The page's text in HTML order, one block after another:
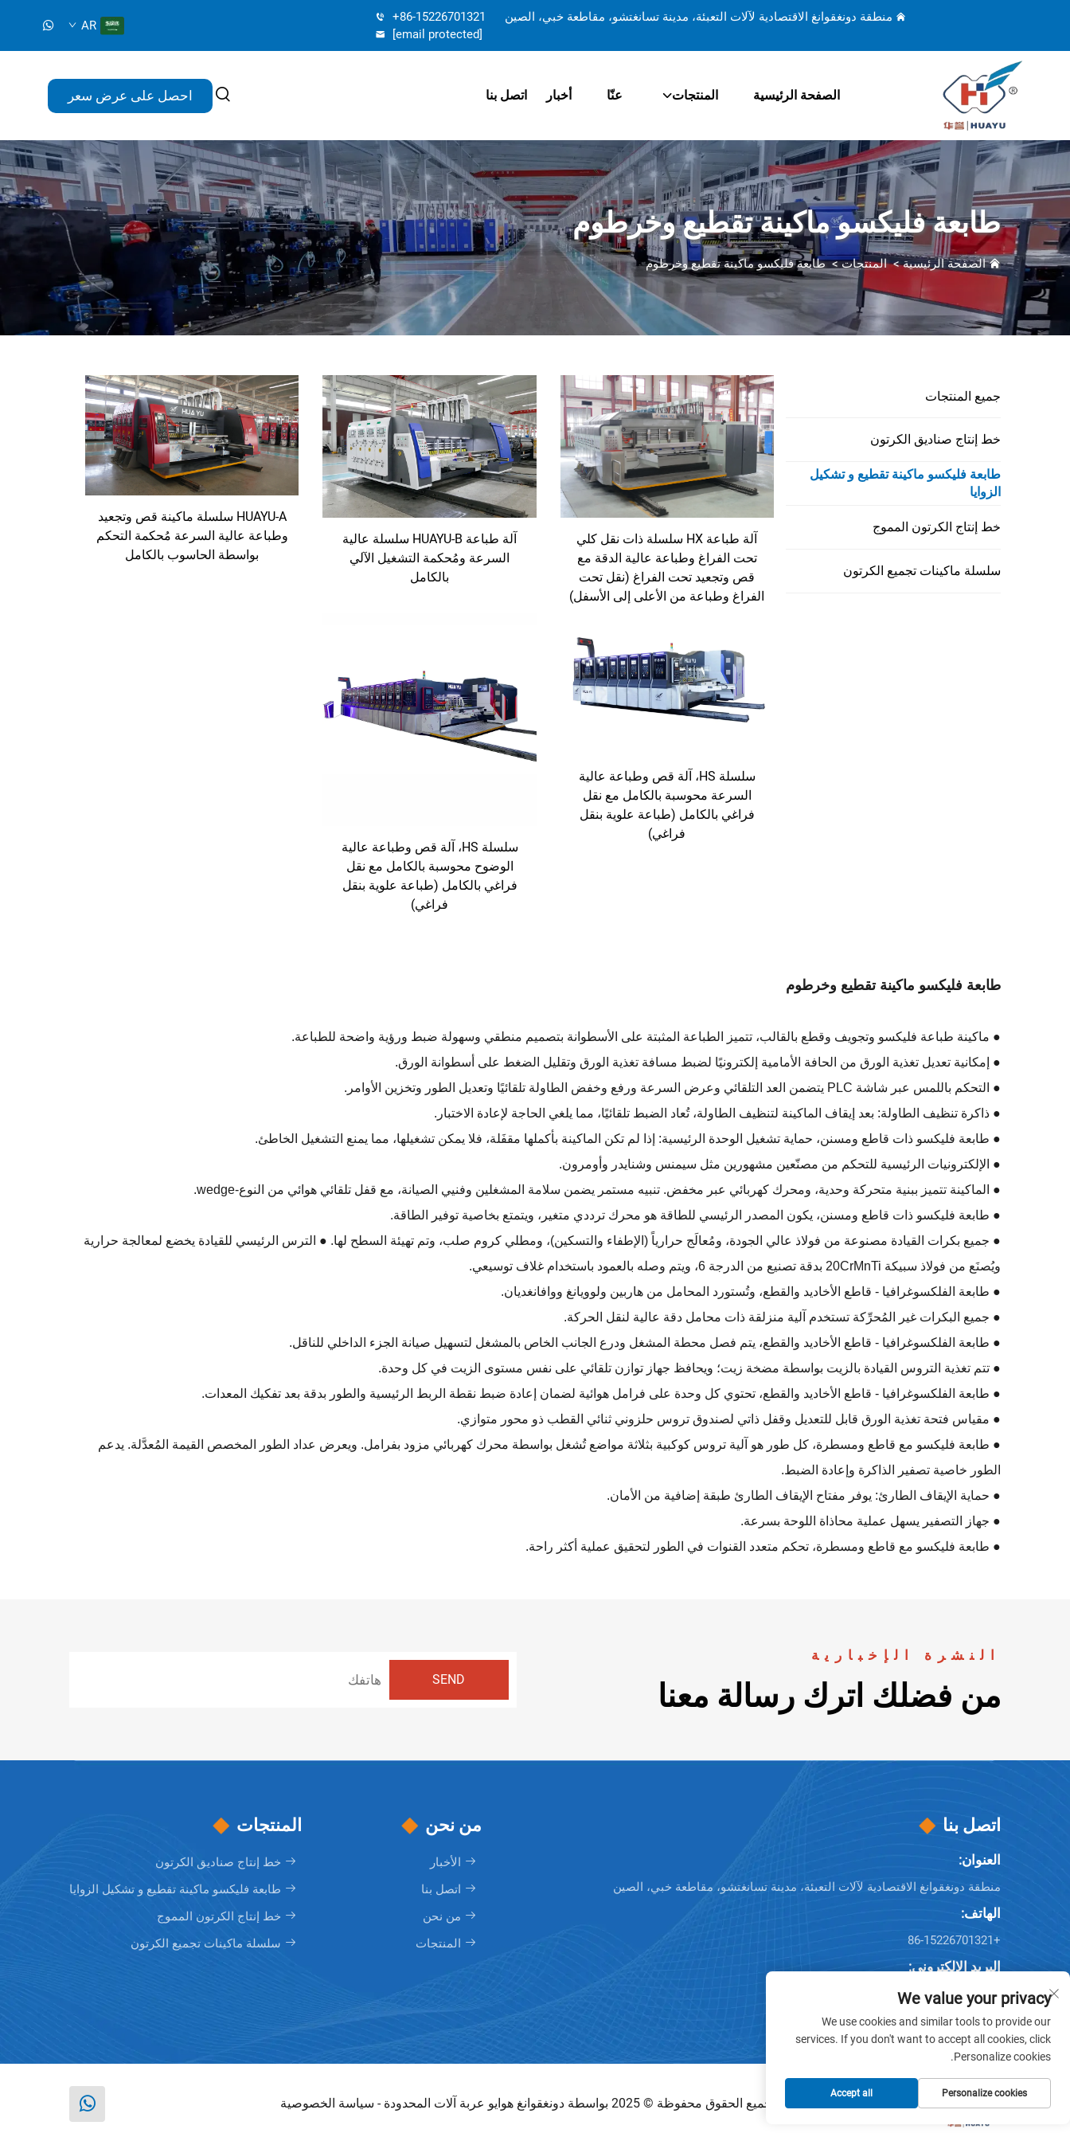
منطقة دونغقوانغ الاقتصادية لآلات التعبئة، مدينة تسانغتشو، مقاطعة خبي، الصين
+86-15226701321
[email protected]
AR
الصفحة الرئيسية المنتجات عنّا أخبار اتصل بنا احصل على عرض سعر
طابعة فليكسو ماكينة تقطيع وخرطوم
الصفحة الرئيسية>المنتجات>طابعة فليكسو ماكينة تقطيع وخرطوم
جميع المنتجات
خط إنتاج صناديق الكرتون
طابعة فليكسو ماكينة تقطيع و تشكيل
الزوايا
خط إنتاج الكرتون المموج
سلسلة ماكينات تجميع الكرتون
آلة طباعة HX سلسلة ذات نقل كلي
تحت الفراغ وطباعة عالية الدقة مع
قص وتجعيد تحت الفراغ (نقل تحت
الفراغ وطباعة من الأعلى إلى الأسفل)
آلة طباعة HUAYU-B سلسلة عالية
السرعة ومُحكمة التشغيل الآلي
بالكامل
HUAYU-A سلسلة ماكينة قص وتجعيد
وطباعة عالية السرعة مُحكمة التحكم
بواسطة الحاسوب بالكامل
سلسلة HS، آلة قص وطباعة عالية
السرعة محوسبة بالكامل مع نقل
فراغي بالكامل (طباعة علوية بنقل
فراغي)
سلسلة HS، آلة قص وطباعة عالية
الوضوح محوسبة بالكامل مع نقل
فراغي بالكامل (طباعة علوية بنقل
فراغي)
طابعة فليكسو ماكينة تقطيع وخرطوم
● ماكينة طباعة فليكسو وتجويف وقطع بالقالب، تتميز الطباعة المثبتة على الأسطوانة بتصميم منطقي وسهولة ضبط ورؤية واضحة للطباعة.
● إمكانية تعديل تغذية الورق من الحافة الأمامية إلكترونيًا لضبط مسافة تغذية الورق وتقليل الضغط على أسطوانة الورق.
● التحكم باللمس عبر شاشة PLC يتضمن العد التلقائي وعرض السرعة ورفع وخفض الطاولة تلقائيًا وتعديل الطور وتخزين الأوامر.
● ذاكرة تنظيف الطاولة: بعد إيقاف الماكينة لتنظيف الطاولة، تُعاد الضبط تلقائيًا، مما يلغي الحاجة لإعادة الاختبار.
● طابعة فليكسو ذات قاطع ومسنن، حماية تشغيل الوحدة الرئيسية: إذا لم تكن الماكينة بأكملها مقفَلة، فلا يمكن تشغيلها، مما يمنع التشغيل الخاطئ.
● الإلكترونيات الرئيسية للتحكم من مصنّعين مشهورين مثل سيمنس وشنايدر وأومرون.
● الماكينة تتميز ببنية متحركة وحدية، ومحرك كهربائي عبر مخفض. تنبيه مستمر يضمن سلامة المشغلين وفنيي الصيانة، مع قفل تلقائي هوائي من النوع-wedge.
● طابعة فليكسو ذات قاطع ومسنن، يكون المصدر الرئيسي للطاقة هو محرك ترددي متغير، ويتمتع بخاصية توفير الطاقة.
● جميع بكرات القيادة مصنوعة من فولاذ عالي الجودة، ومُعالَج حرارياً (الإطفاء والتسكين)، ومطلي كروم صلب، وتم تهيئة السطح لها. ● الترس الرئيسي للقيادة يخضع لمعالجة حرارية
ويُصنَع من فولاذ سبيكة 20CrMnTi بدقة تصنيع من الدرجة 6، ويتم وصله بالعمود باستخدام غلاف توسيعي.
● طابعة الفلكسوغرافيا - قاطع الأخاديد والقطع، وتُستورد المحامل من هاربين ولوويانغ ووافانغديان.
● جميع البكرات غير المُحرِّكة تستخدم آلية منزلقة ذات محامل دقة عالية لنقل الحركة.
● طابعة الفلكسوغرافيا - قاطع الأخاديد والقطع، يتم فصل محطة المشغل ودرع الجانب الخاص بالمشغل لتسهيل صيانة الجزء الداخلي للناقل.
● تتم تغذية التروس القيادة بالزيت بواسطة مضخة زيت؛ ويحافظ جهاز توازن تلقائي على نفس مستوى الزيت في كل وحدة.
● طابعة الفلكسوغرافيا - قاطع الأخاديد والقطع، تحتوي كل وحدة على فرامل هوائية لضمان إعادة ضبط نقطة الربط الرئيسية والطور بدقة بعد تفكيك المعدات.
● مقياس فتحة تغذية الورق قابل للتعديل وقفل ذاتي لصندوق تروس حلزوني ثنائي القطب ذو محور متوازي.
● طابعة فليكسو مع قاطع ومسطرة، كل طور هو آلية تروس كوكبية بثلاثة مواضع تُشغل بواسطة محرك كهربائي مزود بفرامل. ويعرض عداد الطور المخصص القيمة المُعدَّلة. يدعم
الطور خاصية تصفير الذاكرة وإعادة الضبط.
● حماية الإيقاف الطارئ: يوفر مفتاح الإيقاف الطارئ طبقة إضافية من الأمان.
● جهاز التصفير يسهل عملية محاذاة اللوحة بسرعة.
● طابعة فليكسو مع قاطع ومسطرة، تحكم متعدد القنوات في الطور لتحقيق عملية أكثر راحة.
النشرة الإخبارية
من فضلك اترك رسالة معنا
اتصل بنا
العنوان:
منطقة دونغقوانغ الاقتصادية لآلات التعبئة، مدينة تسانغتشو، مقاطعة خبي، الصين
الهاتف:
+86-15226701321
البريد الإلكتروني:
Company E-mail:[email protected]
من نحن
الأخبار
اتصل بنا
من نحن
المنتجات
المنتجات
خط إنتاج صناديق الكرتون
طابعة فليكسو ماكينة تقطيع و تشكيل الزوايا
خط إنتاج الكرتون المموج
سلسلة ماكينات تجميع الكرتون
جميع الحقوق محفوظة © 2025 بواسطة دونغقوانغ هوايو عربة آلات المحدودة - سياسة الخصوصية
We value your privacy
We use cookies and similar tools to provide our
services. If you don't want to accept all cookies, click
Personalize cookies.
Personalize cookies
Accept all